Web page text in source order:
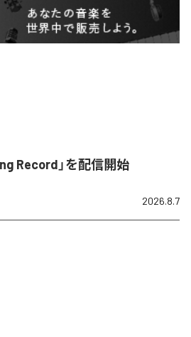
Record」を配信開始
2026.8.7